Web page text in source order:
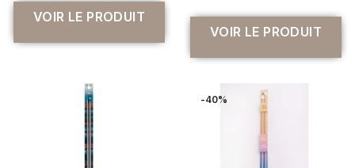
VOIR LE PRODUIT
VOIR LE PRODUIT
-40%